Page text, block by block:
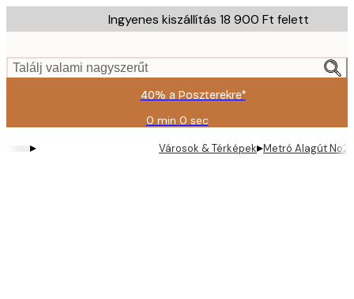
to
content.
Ingyenes kiszállítás 18 900 Ft felett
Találj valami nagyszerűt
40% a Poszterekre*
0 min 0 sec
Érvényes:
2026-
08-
▸ Városok & Térképek▸Metró Alagút No2